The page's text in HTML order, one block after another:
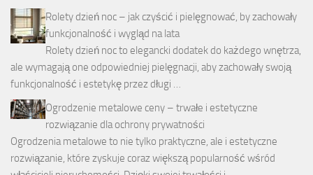
Rolety dzień noc – jak czyścić i pielęgnować, by zachowały
funkcjonalność i wygląd na lata
Rolety dzień noc to elegancki dodatek do każdego wnętrza,
ale wymagają one odpowiedniej pielęgnacji, aby zachowały swoją
funkcjonalność i estetykę przez długi …
Ogrodzenie metalowe ceny – trwałe i estetyczne
rozwiązanie dla ochrony prywatności
Ogrodzenia metalowe to nie tylko praktyczne, ale i estetyczne
rozwiązanie, które zyskuje coraz większą popularność wśród